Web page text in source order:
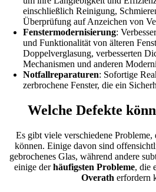
einschließlich Reinigung,
Überprüfung auf Anzeichen von
Fenstermodernisierung:
und Funktionalität von älteren
Doppelverglasung, verbesserten
Mechanismen und anderen
Notfallreparaturen: Sofortige
zerbrochene Fenster, die ein
Welche Defekte
Es gibt viele verschiedene Probleme,
können. Einige davon sind
gebrochenes Glas, während andere
einige derhäufigsten Probleme, die
Overath erfordern